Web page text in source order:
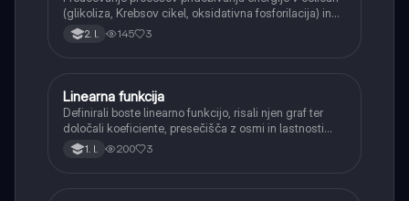
(glikoliza, Krebsov cikel, oksidativna fosforilacija) in
pretvorbe svetlobne energije v kemično energijo
(fotosinteza).
2. l. 145 3
Matematika
Linearna funkcija
Definirali boste linearno funkcijo, risali njen graf ter
določali koeficiente, presečišča z osmi in lastnosti
(naraščanje/padanje).
1. l. 200 3